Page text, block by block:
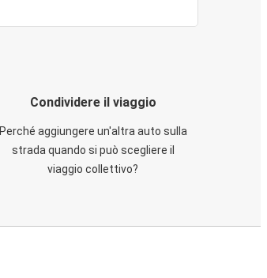
Condividere il viaggio
Perché aggiungere un'altra auto sulla
strada quando si può scegliere il
viaggio collettivo?